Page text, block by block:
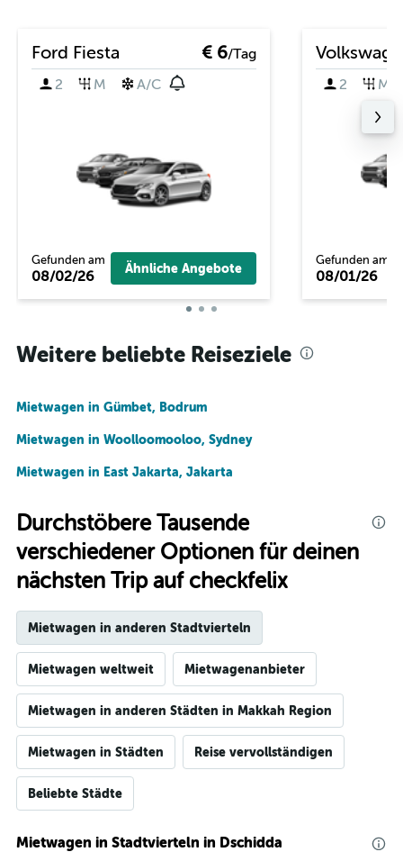
Ford Fiesta € 6/Tag
2
M A/C
Gefunden am
08/02/26 Ähnliche Angebote
2 M
Gefunden am
08/01/26
Weitere beliebte Reiseziele
Mietwagen in Gümbet, Bodrum
Mietwagen in Woolloomooloo, Sydney
Mietwagen in East Jakarta, Jakarta
Durchstöbere Tausende
verschiedener Optionen für deinen
nächsten Trip auf checkfelix
Mietwagen in anderen Stadtvierteln
Mietwagen weltweit Mietwagenanbieter
Mietwagen in anderen Städten in Makkah Region
Mietwagen in Städten Reise vervollständigen
Beliebte Städte
Mietwagen in Stadtvierteln in Dschidda